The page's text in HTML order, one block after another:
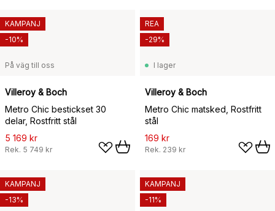
På väg till oss
Villeroy & Boch
Metro Chic bestickset 30
delar, Rostfritt stål
5 169 kr
Rek. 5 749 kr
KAMPANJ
-10%
I lager
Villeroy & Boch
Metro Chic matsked, Rostfritt
stål
169 kr
Rek. 239 kr
REA
-29%
KAMPANJ
-13%
KAMPANJ
-11%